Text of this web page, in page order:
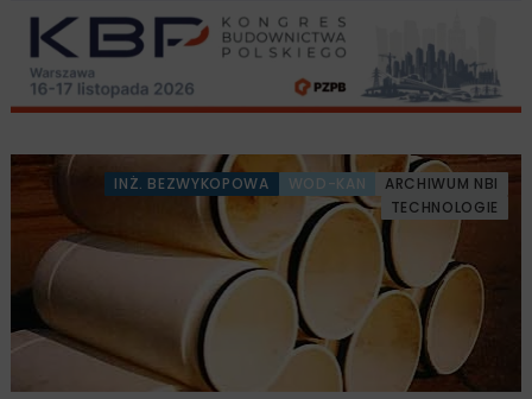
INŻ. BEZWYKOPOWA WOD-KAN
ARCHIWUM NBI
TECHNOLOGIE